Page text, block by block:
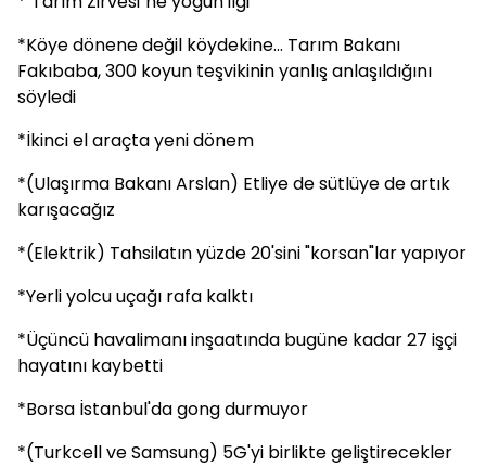
*Köye dönene değil köydekine... Tarım Bakanı
Fakıbaba, 300 koyun teşvikinin yanlış anlaşıldığını
söyledi
*İkinci el araçta yeni dönem
*(Ulaşırma Bakanı Arslan) Etliye de sütlüye de artık
karışacağız
*(Elektrik) Tahsilatın yüzde 20'sini "korsan"lar yapıyor
*Yerli yolcu uçağı rafa kalktı
*Üçüncü havalimanı inşaatında bugüne kadar 27 işçi
hayatını kaybetti
*Borsa İstanbul'da gong durmuyor
*(Turkcell ve Samsung) 5G'yi birlikte geliştirecekler